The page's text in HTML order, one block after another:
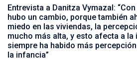
Entrevista a Danitza Vymazal:
hubo un cambio, porque también
miedo en las viviendas, la
mucho más alta, y esto afecta a la
siempre ha habido más
la infancia”